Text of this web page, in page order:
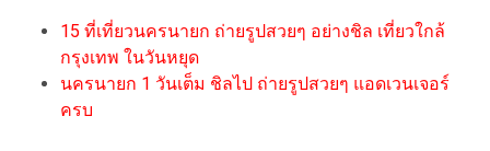
15 ที่เที่ยวนครนายก ถ่ายรูปสวยๆ อย่างชิล เที่ยวใกล้
กรุงเทพ ในวันหยุด
นครนายก 1 วันเต็ม ชิลไป ถ่ายรูปสวยๆ แอดเวนเจอร์
ครบ